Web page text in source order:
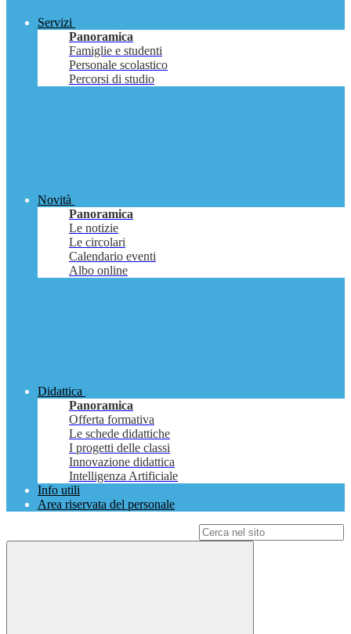
Servizi
Panoramica
Famiglie e studenti
Personale scolastico
Percorsi di studio
Novità
Panoramica
Le notizie
Le circolari
Calendario eventi
Albo online
Didattica
Panoramica
Offerta formativa
Le schede didattiche
I progetti delle classi
Innovazione didattica
Intelligenza Artificiale
Info utili
Area riservata del personale